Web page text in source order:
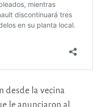
desde la vecina
le anunciaron al